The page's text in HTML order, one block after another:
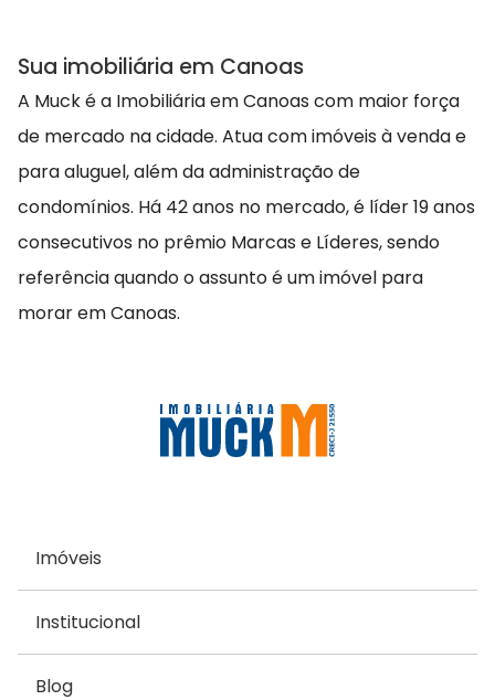
Sua imobiliária em Canoas
A Muck é a Imobiliária em Canoas com maior força
de mercado na cidade. Atua com imóveis à venda e
para aluguel, além da administração de
condomínios. Há 42 anos no mercado, é líder 19 anos
consecutivos no prêmio Marcas e Líderes, sendo
referência quando o assunto é um imóvel para
morar em Canoas.
Imóveis
Institucional
Blog